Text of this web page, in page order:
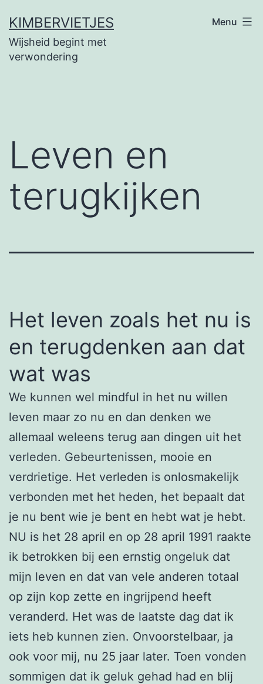
naar
de
KIMBERVIETJES
Wijsheid begint met
verwondering
Menu
Leven en
terugkijken
Het leven zoals het nu is
en terugdenken aan dat
wat was
We kunnen wel mindful in het nu willen
leven maar zo nu en dan denken we
allemaal weleens terug aan dingen uit het
verleden. Gebeurtenissen, mooie en
verdrietige. Het verleden is onlosmakelijk
verbonden met het heden, het bepaalt dat
je nu bent wie je bent en hebt wat je hebt.
NU is het 28 april en op 28 april 1991 raakte
ik betrokken bij een ernstig ongeluk dat
mijn leven en dat van vele anderen totaal
op zijn kop zette en ingrijpend heeft
veranderd. Het was de laatste dag dat ik
iets heb kunnen zien. Onvoorstelbaar, ja
ook voor mij, nu 25 jaar later. Toen vonden
sommigen dat ik geluk gehad had en blij